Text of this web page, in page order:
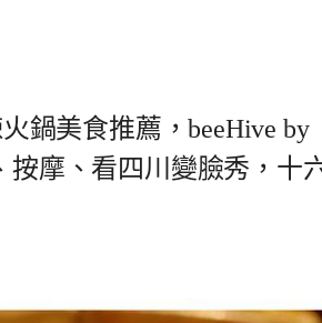
鍋美食推薦，beeHive by
按摩、看四川變臉秀，十